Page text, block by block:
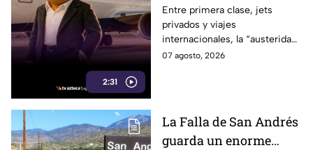
2:31
sabor a primera clase
Entre primera clase, jets
privados y viajes
internacionales, la “austeridad”
de la 4T parece tener una
07 agosto, 2026
La Falla de San Andrés
guarda un enorme